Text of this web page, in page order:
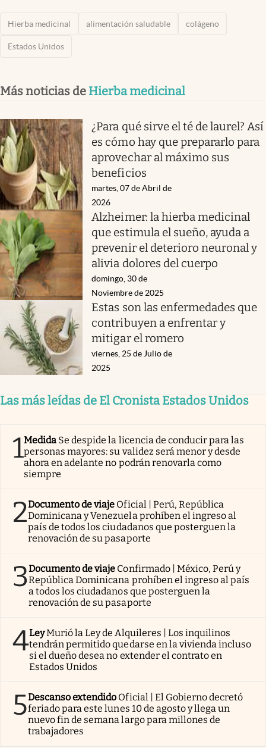
Hierba medicinal alimentación saludable colágeno
Estados Unidos
Más noticias de Hierba medicinal
¿Para qué sirve el té de laurel? Así
es cómo hay que prepararlo para
aprovechar al máximo sus
beneficios
martes, 07 de Abril de
2026
Alzheimer: la hierba medicinal
que estimula el sueño, ayuda a
prevenir el deterioro neuronal y
alivia dolores del cuerpo
domingo, 30 de
Noviembre de 2025
Estas son las enfermedades que
contribuyen a enfrentar y
mitigar el romero
viernes, 25 de Julio de
2025
Las más leídas de El Cronista Estados Unidos
1Medida Se despide la licencia de conducir para las
personas mayores: su validez será menor y desde
ahora en adelante no podrán renovarla como
siempre
2Documento de viaje Oficial | Perú, República
Dominicana y Venezuela prohíben el ingreso al
país de todos los ciudadanos que posterguen la
renovación de su pasaporte
3Documento de viaje Confirmado | México, Perú y
República Dominicana prohíben el ingreso al país
a todos los ciudadanos que posterguen la
renovación de su pasaporte
4LeyMurió la Ley de Alquileres | Los inquilinos
tendrán permitido quedarse en la vivienda incluso
si el dueño desea no extender el contrato en
Estados Unidos
5Descanso extendido Oficial | El Gobierno decretó
feriado para este lunes 10 de agosto y llega un
nuevo fin de semana largo para millones de
trabajadores